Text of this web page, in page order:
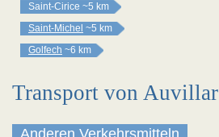
Saint-Cirice ~5 km
Saint-Michel ~5 km
Golfech ~6 km
Transport von Auvillar
Anderen Verkehrsmitteln